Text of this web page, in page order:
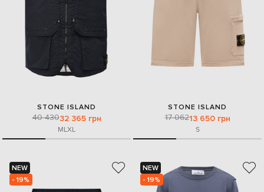
STONE ISLAND
40 43032 365 грн
MLXL
STONE ISLAND
17 06213 650 грн
S
NEW
- 19%
NEW
- 19%